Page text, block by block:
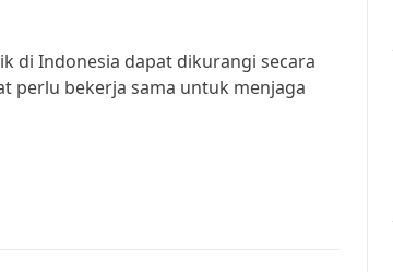
di Indonesia dapat dikurangi secara
perlu bekerja sama untuk menjaga